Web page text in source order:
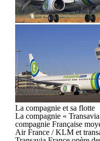
La compagnie et sa flotte
La compagnie «
compagnie Française
Air France / KLM et